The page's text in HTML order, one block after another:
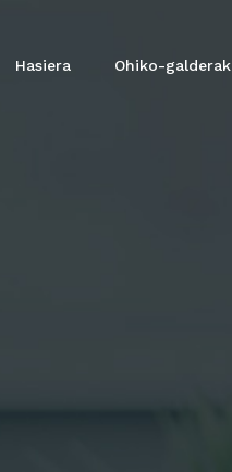
Hasiera Ohiko-galderak